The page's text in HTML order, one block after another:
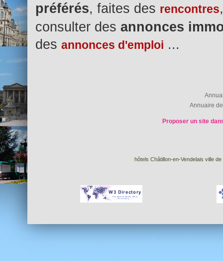
préférés, faites des rencontres,
consulter des annonces
des annonces d'emploi ...
Annuaire
Proposer un site
hôtels Châtillon-en-Vendelais ville